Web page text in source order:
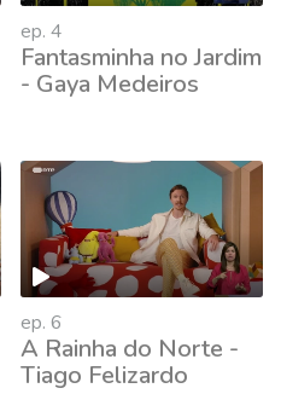
ep. 4
Fantasminha no Jardim
- Gaya Medeiros
ep. 6
A Rainha do Norte -
Tiago Felizardo